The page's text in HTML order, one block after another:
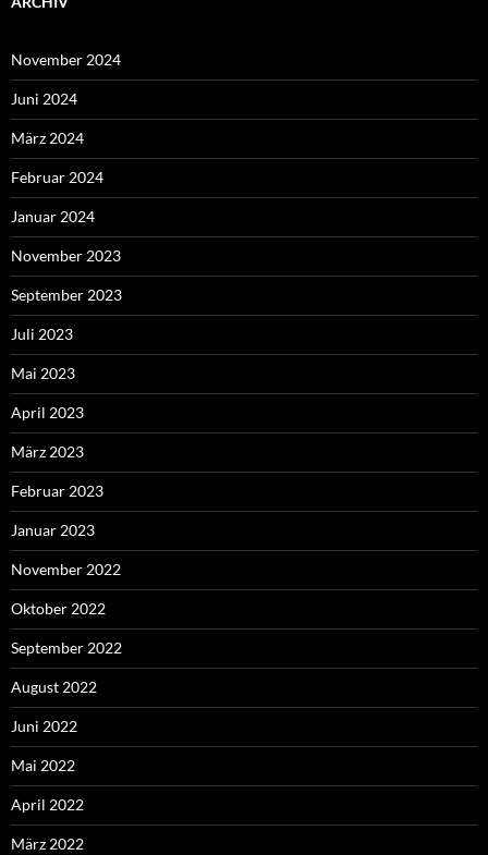
November 2024
Juni 2024
März 2024
Februar 2024
Januar 2024
November 2023
September 2023
Juli 2023
Mai 2023
April 2023
März 2023
Februar 2023
Januar 2023
November 2022
Oktober 2022
September 2022
August 2022
Juni 2022
Mai 2022
April 2022
März 2022